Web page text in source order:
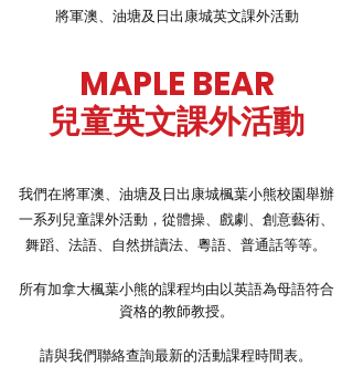
將軍澳、油塘及日出康城英文課外活動
我們在將軍澳、油塘及日出康城楓葉小熊校園舉辦
一系列兒童課外活動，從體操、戲劇、創意藝術、
舞蹈、法語、自然拼讀法、粵語、普通話等等。
所有加拿大楓葉小熊的課程均由以英語為母語符合
資格的教師教授。
請與我們聯絡查詢最新的活動課程時間表。
MAPLE BEAR
兒童英文課外活動